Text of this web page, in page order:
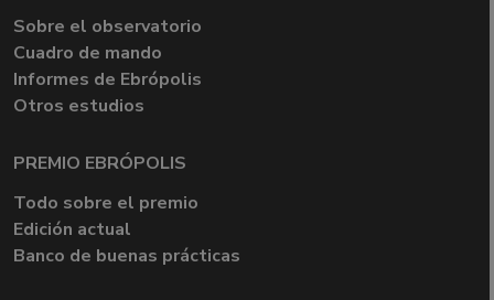
Sobre el observatorio
Cuadro de mando
Informes de Ebrópolis
Otros estudios
PREMIO EBRÓPOLIS
Todo sobre el premio
Edición actual
Banco de buenas prácticas